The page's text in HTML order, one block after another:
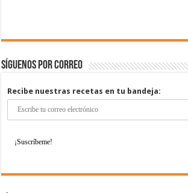
Síguenos por correo
Recibe nuestras recetas en tu bandeja: